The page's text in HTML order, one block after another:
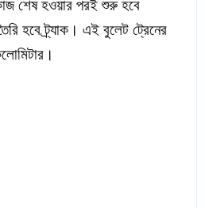
শেষ হওয়ার পরই শুরু হবে
হবে ট্র্যাক। এই বুলেট ট্রেনের